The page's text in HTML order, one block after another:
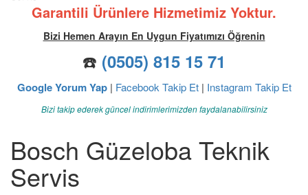
Garantili Ürünlere Hizmetimiz Yoktur.
Bizi Hemen Arayın En Uygun Fiyatımızı Öğrenin
☎️ (0505) 815 15 71
Google Yorum Yap| Facebook Takip Et| Instagram Takip Et
Bizi takip ederek güncel indirimlerimizden faydalanabilirsiniz
Bosch Güzeloba Teknik
Servis